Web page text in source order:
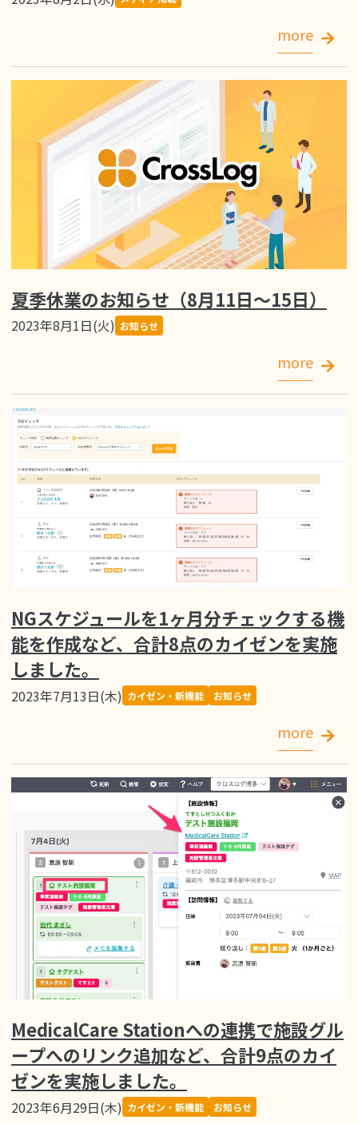
more
夏季休業のお知らせ（8月11日～15日）
2023年8月1日(火) お知らせ
more
NGスケジュールを1ヶ月分チェックする機
能を作成など、合計8点のカイゼンを実施
しました。
2023年7月13日(木) カイゼン・新機能 お知らせ
more
MedicalCare Stationへの連携で施設グル
ープへのリンク追加など、合計9点のカイ
ゼンを実施しました。
2023年6月29日(木) カイゼン・新機能 お知らせ